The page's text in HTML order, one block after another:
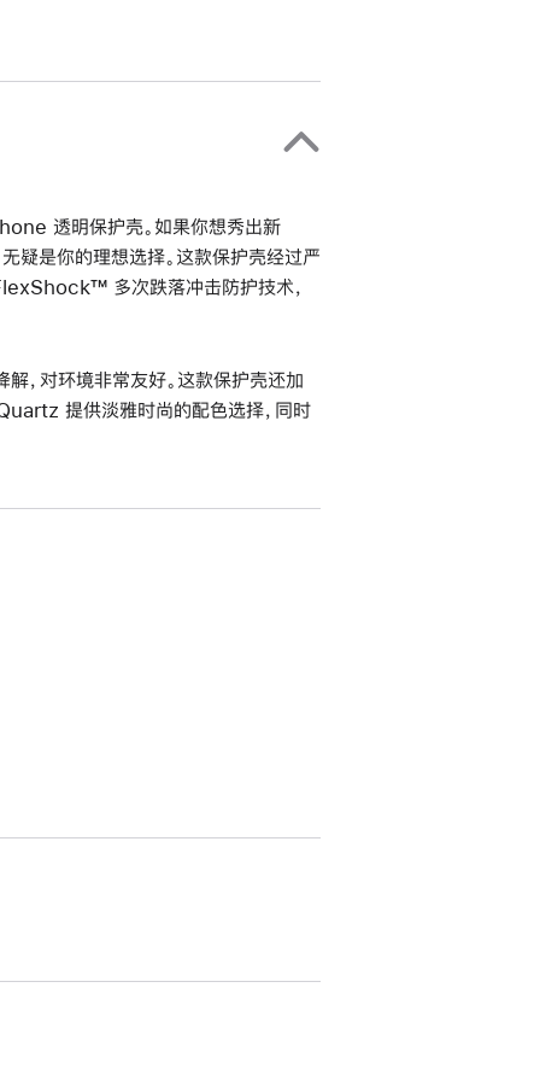
透明保护壳。如果你想秀出新
是你的理想选择。这款保护壳经过严
多次跌落冲击防护技术，
，对环境非常友好。这款保护壳还加
提供淡雅时尚的配色选择，同时